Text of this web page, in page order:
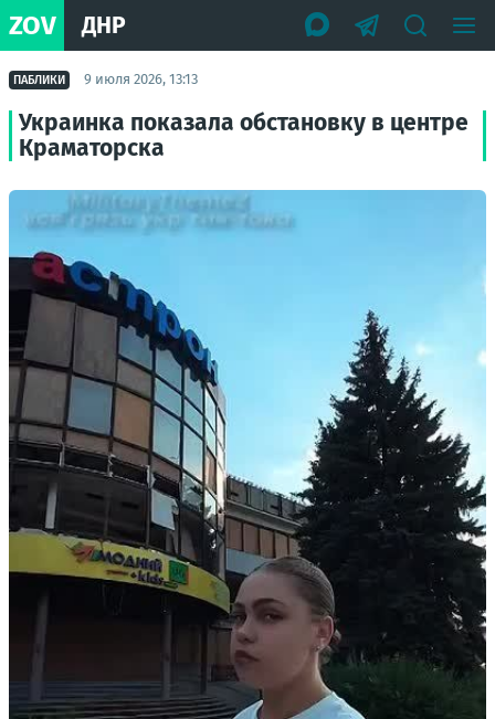
ZOV ДНР
ПАБЛИКИ 9 июля 2026, 13:13
Украинка показала обстановку в центре
Краматорска